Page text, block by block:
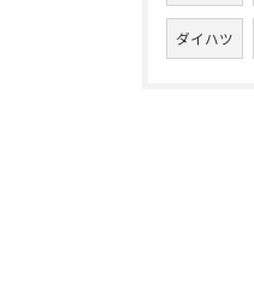
ダイハツ